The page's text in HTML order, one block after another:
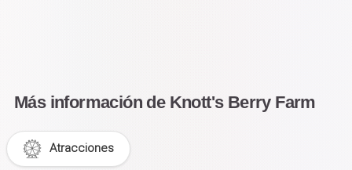
Más información de Knott's Berry Farm
Atracciones